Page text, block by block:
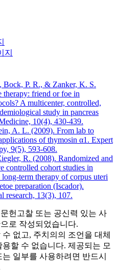
지
Bock, P. R., & Zanker, K. S.
therapy: friend or foe in
A multicenter, controlled,
study in pancreas
10(4), 430-439.
A. L. (2009). From lab to
of thymosin α1. Expert
9(5), 593-608.
R. (2008). Randomized and
controlled cohort studies in
term therapy of corpus uteri
preparation (Iscador).
research, 13(3), 107.
헌고찰 또는 공신력 있는 사
로 작성되었습니다.
없고, 주치의의 조언을 대체
할 수 없습니다. 제공되는 모
일부를 사용하려면 반드시